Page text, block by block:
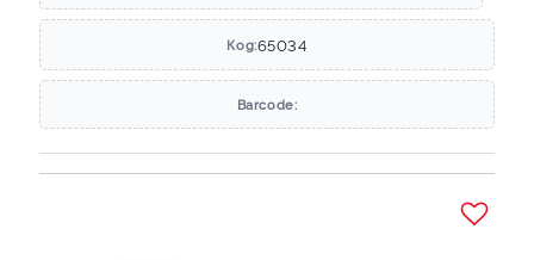
Код:65034
Barcode: